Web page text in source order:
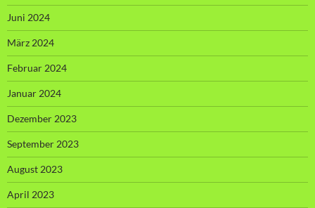
Juni 2024
März 2024
Februar 2024
Januar 2024
Dezember 2023
September 2023
August 2023
April 2023